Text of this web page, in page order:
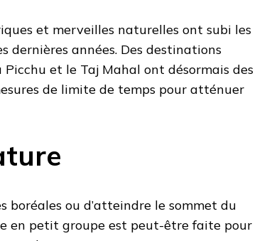
et merveilles naturelles ont subi les
dernières années. Des destinations
et le Taj Mahal ont désormais des
de limite de temps pour atténuer
boréales ou d’atteindre le sommet du
en petit groupe est peut-être faite pour